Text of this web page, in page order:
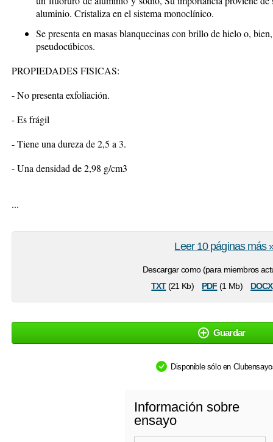
aluminio. Cristaliza en el sistema monoclínico.
Se presenta en masas blanquecinas con brillo de hielo o,
pseudocúbicos.
PROPIEDADES FISICAS:
- No presenta exfoliación.
- Es frágil
- Tiene una dureza de 2,5 a 3.
- Una densidad de 2,98 g/cm3
...
Descargar como (para miembros
txt(21 Kb) pdf (1 Mb) docx
Leer 10 páginas más
Guardar
Disponible sólo en
Información sobre
ensayo